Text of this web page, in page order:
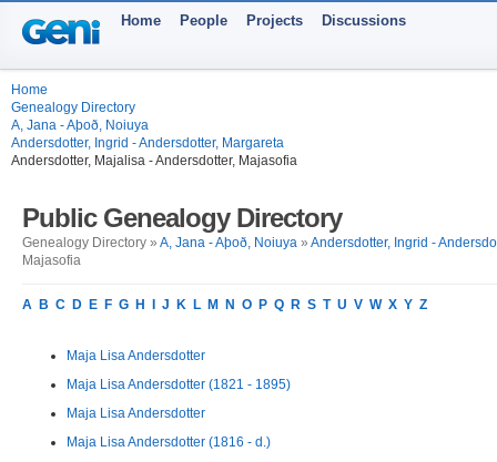
Home People Projects Discussions
Home
Genealogy Directory
A, Jana - Aþoð, Noiuya
Andersdotter, Ingrid - Andersdotter, Margareta
Andersdotter, Majalisa - Andersdotter, Majasofia
Public Genealogy Directory
Genealogy Directory » A, Jana - Aþoð, Noiuya » Andersdotter, Ingrid -
Majasofia
A B C D E F G H J K L M N O P Q R S T U V W X Y Z
Maja Lisa Andersdotter
Maja Lisa Andersdotter (1821 - 1895)
Maja Lisa Andersdotter
Maja Lisa Andersdotter (1816 - d.)